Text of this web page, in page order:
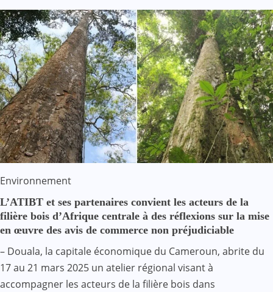
Environnement
L’ATIBT et ses partenaires convient les acteurs de la
filière bois d’Afrique centrale à des réflexions sur la mise
en œuvre des avis de commerce non préjudiciable
– Douala, la capitale économique du Cameroun, abrite du
17 au 21 mars 2025 un atelier régional visant à
accompagner les acteurs de la filière bois dans